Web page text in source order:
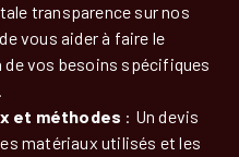
transparence sur nos
vous aider à faire le
vos besoins spécifiques
et méthodes : Un devis
matériaux utilisés et les